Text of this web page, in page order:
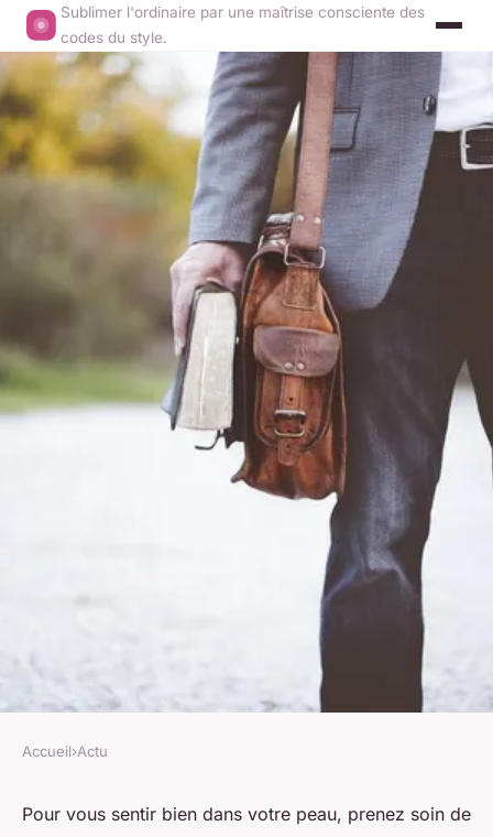
Sublimer l'ordinaire par une maîtrise consciente des
codes du style.
Comment sublimer votre
Accueil›Actu
Pour vous sentir bien dans votre peau, prenez soin de